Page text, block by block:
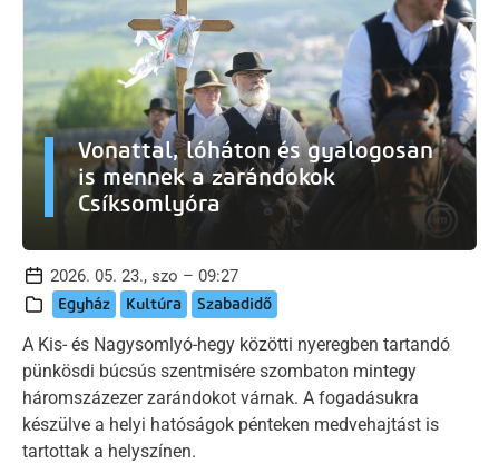
Vonattal, lóháton és gyalogosan
is mennek a zarándokok
Csíksomlyóra
2026. 05. 23., szo – 09:27
Egyház Kultúra Szabadidő
A Kis- és Nagysomlyó-hegy közötti nyeregben tartandó
pünkösdi búcsús szentmisére szombaton mintegy
háromszázezer zarándokot várnak. A fogadásukra
készülve a helyi hatóságok pénteken medvehajtást is
tartottak a helyszínen.